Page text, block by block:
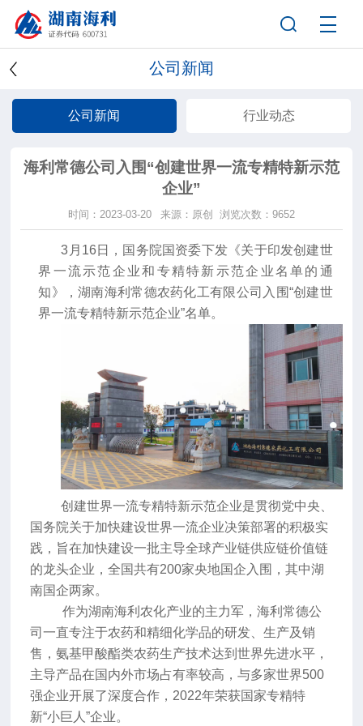
公司新闻
公司新闻 行业动态
海利常德公司入围“创建世界一流专精特新示范
企业”
时间：2023-03-20 来源：原创 浏览次数：9652
3月16日，国务院国资委下发《关于印发创建世
界一流示范企业和专精特新示范企业名单的通
知》，湖南海利常德农药化工有限公司入围“创建世
界一流专精特新示范企业”名单。
创建世界一流专精特新示范企业是贯彻党中央、
国务院关于加快建设世界一流企业决策部署的积极实
践，旨在加快建设一批主导全球产业链供应链价值链
的龙头企业，全国共有200家央地国企 入 围，其中湖
南国企两家。
作为湖南海利农化产业的主力军，海利常德公
司一直专注于农药和精细化学品的研发、生产及销
售，氨基甲酸酯类农药生产技术达到世界先进水平，
主导产品在国内外市场占有率较高，与多家世界500
强企业开展了深度合作 ， 2022年荣获国家专精特
新“小巨人”企业。